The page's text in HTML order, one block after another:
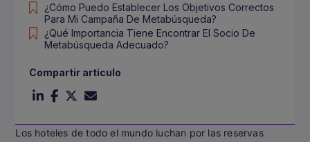
Los hoteles de todo el mundo luchan por las reservas
¿Cómo Puedo Establecer Los Objetivos Correctos
Para Mi Campaña De Metabúsqueda?
¿Qué Importancia Tiene Encontrar El Socio De
Metabúsqueda Adecuado?
Compartir artículo